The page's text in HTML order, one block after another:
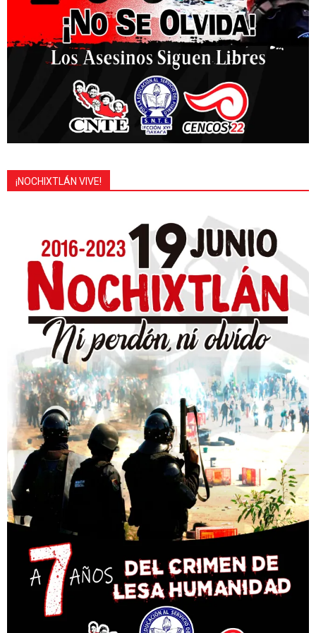
¡NOCHIXTLÁN VIVE!